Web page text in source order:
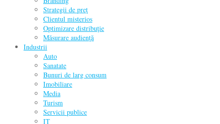
Strategii de preţ
Clientul misterios
Optimizare distribuţie
Măsurare audienţă
Industrii
Auto
Sanatate
Bunuri de larg consum
Imobiliare
Media
Turism
Servicii publice
IT